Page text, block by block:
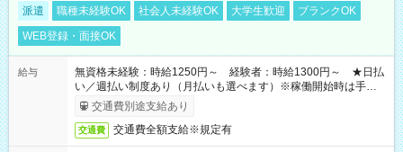
派遣 職種未経験OK 社会人未経験OK 大学生歓迎
ブランクOK
WEB登録・面接OK
給与
無資格未経験：時給1250円～ 経験者：時給1300円～ ★日払
い／週払い制度あり（月払いも選べます）※稼働開始時は手続き
完了次第のお支払いとなります。
交通費別途支給あり
交通費 交通費全額支給※規定有